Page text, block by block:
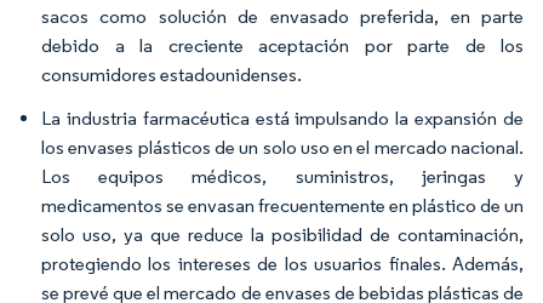
sacos como solución de envasado preferida, en parte
debido a la creciente aceptación por parte de los
consumidores estadounidenses.
La industria farmacéutica está impulsando la expansión de
los envases plásticos de un solo uso en el mercado nacional.
Los equipos médicos, suministros, jeringas y
medicamentos se envasan frecuentemente en plástico de un
solo uso, ya que reduce la posibilidad de contaminación,
protegiendo los intereses de los usuarios finales. Además,
se prevé que el mercado de envases de bebidas plásticas de